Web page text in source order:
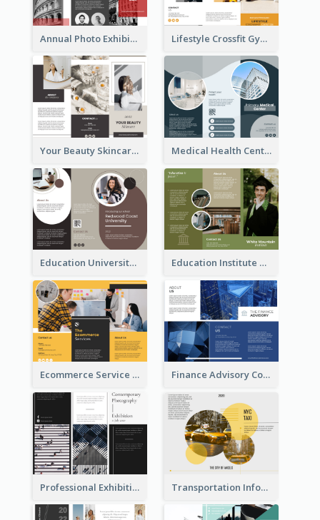
Annual Photo Exhibition Brochure Lifestyle Crossfit Gym Brochure
Your Beauty Skincare Company Brochure Medical Health Centre Brochure
Education University Brochure Education Institute Brochure
Ecommerce Service Brochure Finance Advisory Company Brochure
Professional Exhibition Event Tri Fold Brochure Transportation Information Tri Fold Brochure